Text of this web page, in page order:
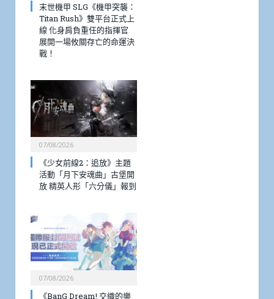
末世機甲 SLG《機甲突襲：
Titan Rush》雙平台正式上
線 化身肩負重任的指揮官
展開一場攸關存亡的命運決
戰！
07/08/2026
《少女前線2：追放》主題
活動「月下安魂曲」古堡開
放 精英人形「六分儀」報到
07/08/2026
《BanG Dream! 交織的樂